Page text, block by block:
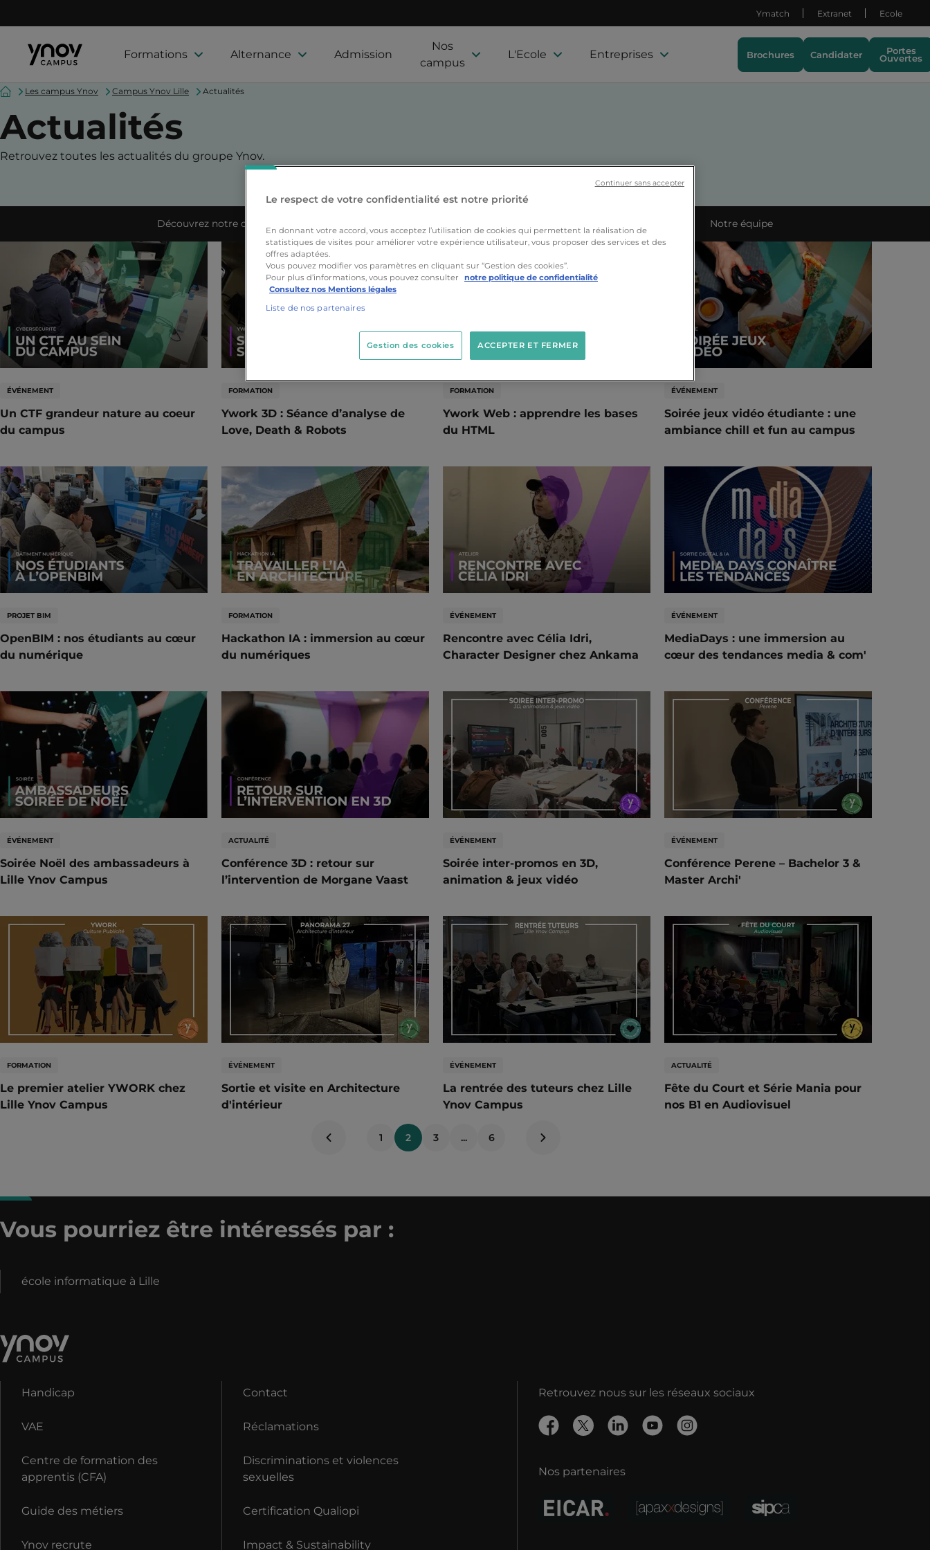
Formations Alternance Admission
Nos
campus
L'Ecole Entreprises
Ymatch Extranet Ecole
Brochures Candidater Portes
Ouvertes
AccueilLes campus Ynov Campus Ynov Lille Actualités
Actualités
Retrouvez toutes les actualités du groupe Ynov.
Découvrez notre campus Notre équipe
ÉVÉNEMENT
Un CTF grandeur nature au coeur
du campus
FORMATION
Ywork 3D : Séance d’analyse de
Love, Death & Robots
FORMATION
Ywork Web : apprendre les bases
du HTML
ÉVÉNEMENT
Soirée jeux vidéo étudiante : une
ambiance chill et fun au campus
PROJET BIM
OpenBIM : nos étudiants au cœur
du numérique
FORMATION
Hackathon IA : immersion au cœur
du numériques
ÉVÉNEMENT
Rencontre avec Célia Idri,
Character Designer chez Ankama
ÉVÉNEMENT
MediaDays : une immersion au
cœur des tendances media & com'
ÉVÉNEMENT
Soirée Noël des ambassadeurs à
Lille Ynov Campus
ACTUALITÉ
Conférence 3D : retour sur
l’intervention de Morgane Vaast
ÉVÉNEMENT
Soirée inter-promos en 3D,
animation & jeux vidéo
ÉVÉNEMENT
Conférence Perene – Bachelor 3 &
Master Archi'
FORMATION
Le premier atelier YWORK chez
Lille Ynov Campus
ÉVÉNEMENT
Sortie et visite en Architecture
d'intérieur
ÉVÉNEMENT
La rentrée des tuteurs chez Lille
Ynov Campus
ACTUALITÉ
Fête du Court et Série Mania pour
nos B1 en Audiovisuel
Page
1 2 3 ... 6
Page
Vous pourriez être intéressés par :
école informatique à Lille
Handicap
VAE
Centre de formation des
apprentis (CFA)
Guide des métiers
Ynov recrute
Contact
Réclamations
Discriminations et violences
sexuelles
Certification Qualiopi
Impact & Sustainability
Retrouvez nous sur les réseaux sociaux
Nos partenaires
Le respect de votre confidentialité est notre priorité
En donnant votre accord, vous acceptez l’utilisation de cookies qui permettent la réalisation de
statistiques de visites pour améliorer votre expérience utilisateur, vous proposer des services et des
offres adaptées.
Vous pouvez modifier vos paramètres en cliquant sur “Gestion des cookies”.
Pour plus d’informations, vous pouvez consulter
notre politique de confidentialité
Consultez nos Mentions légales
Liste de nos partenaires
ACCEPTER ET FERMER
Gestion des cookies
Continuer sans accepter